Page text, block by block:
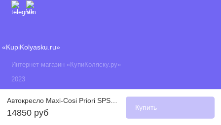
Автокресло Maxi-Cosi Priori SPS (9-18 кг), Basic Black (Черный)
14850 руб
Купить
«KupiKolyasku.ru»
Интернет-магазин «КупиКоляску.ру»
2023